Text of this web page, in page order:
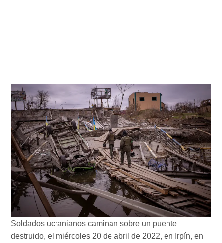
Soldados ucranianos caminan sobre un puente
destruido, el miércoles 20 de abril de 2022, en Irpín, en